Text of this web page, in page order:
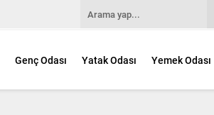
Genç Odası Yatak Odası Yemek Odası